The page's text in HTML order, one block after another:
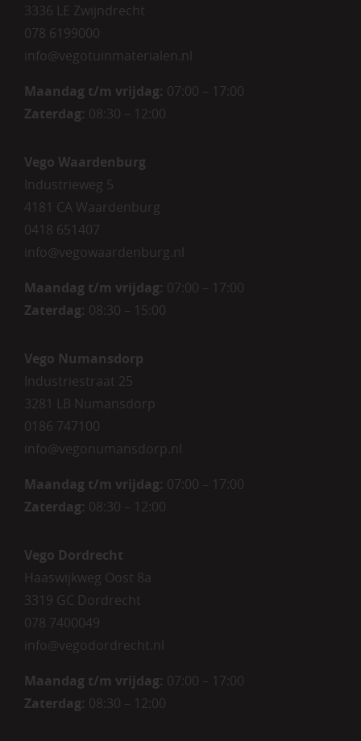
3336 LE Zwijndrecht
078 6199000
info@vegotuinmaterialen.nl
Maandag t/m vrijdag: 07:00 – 17:00
Zaterdag: 08:30 – 12:00
Vego Waardenburg
Industrieweg 5
4181 CA Waardenburg
0418 651407
info@vegowaardenburg.nl
Maandag t/m vrijdag: 07:00 – 17:00
Zaterdag: 08:30 – 15:00
Vego Numansdorp
Industriestraat 25
3281 LB Numansdorp
0186 747100
info@vegonumansdorp.nl
Maandag t/m vrijdag: 07:00 – 17:00
Zaterdag: 08:30 – 12:00
Vego Dordrecht
Haaswijkweg Oost 8a
3319 GC Dordrecht
078 7400049
info@vegodordrecht.nl
Maandag t/m vrijdag: 07:00 – 17:00
Zaterdag: 08:30 – 12:00